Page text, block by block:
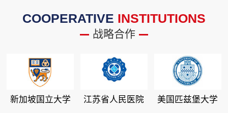
COOPERATIVE INSTITUTIONS
战略合作
新加坡国立大学 江苏省人民医院 美国匹兹堡大学